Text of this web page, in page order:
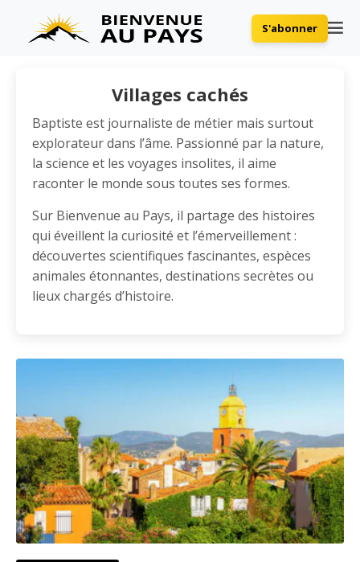
S'abonner
Villages cachés
Baptiste est journaliste de métier mais surtout
explorateur dans l’âme. Passionné par la nature,
la science et les voyages insolites, il aime
raconter le monde sous toutes ses formes.
Sur Bienvenue au Pays, il partage des histoires
qui éveillent la curiosité et l’émerveillement :
découvertes scientifiques fascinantes, espèces
animales étonnantes, destinations secrètes ou
lieux chargés d’histoire.